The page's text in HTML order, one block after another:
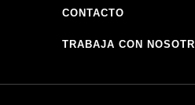
CONTACTO
TRABAJA CON